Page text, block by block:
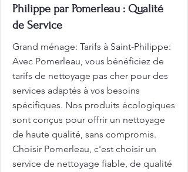
Philippe par Pomerleau : Qualité
de Service
Grand ménage: Tarifs à Saint-Philippe:
Avec Pomerleau, vous bénéficiez de
tarifs de nettoyage pas cher pour des
services adaptés à vos besoins
spécifiques. Nos produits écologiques
sont conçus pour offrir un nettoyage
de haute qualité, sans compromis.
Choisir Pomerleau, c'est choisir un
service de nettoyage fiable, de qualité